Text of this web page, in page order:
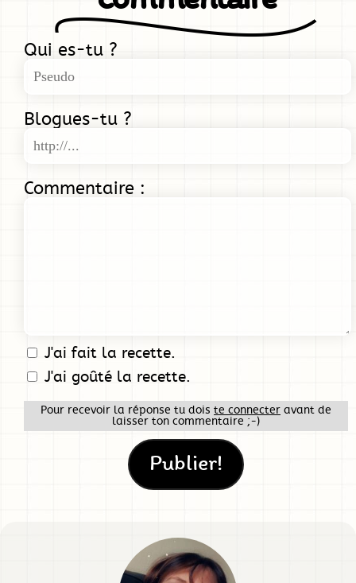
Qui es-tu ?
Blogues-tu ?
Commentaire :
J'ai fait la recette.
J'ai goûté la recette.
Pour recevoir la réponse tu dois te connecter avant de
laisser ton commentaire ;-)